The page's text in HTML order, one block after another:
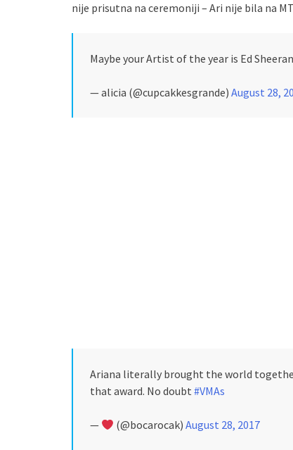
nije prisutna na ceremoniji – Ari nije bila na
Maybe your Artist of the year is Ed
— alicia (@cupcakkesgrande) August 28,
Ariana literally brought the world
that award. No doubt #VMAs
— (@bocarocak)August 28, 2017